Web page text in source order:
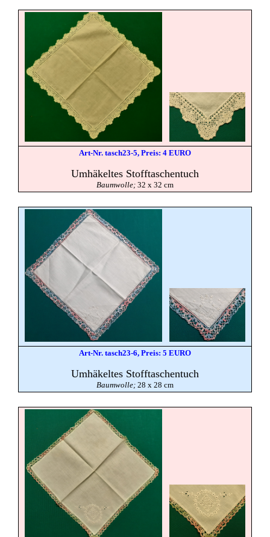
Art-Nr. tasch23-5, Preis: 4 EURO
Umhäkeltes Stofftaschentuch
Baumwolle; 32 x 32 cm
Art-Nr. tasch23-6, Preis: 5 EURO
Umhäkeltes Stofftaschentuch
Baumwolle; 28 x 28 cm